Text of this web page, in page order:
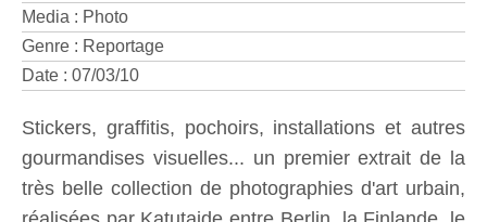
Media : Photo
Genre : Reportage
Date : 07/03/10
Stickers, graffitis, pochoirs, installations et autres
gourmandises visuelles... un premier extrait de la
très belle collection de photographies d'art urbain,